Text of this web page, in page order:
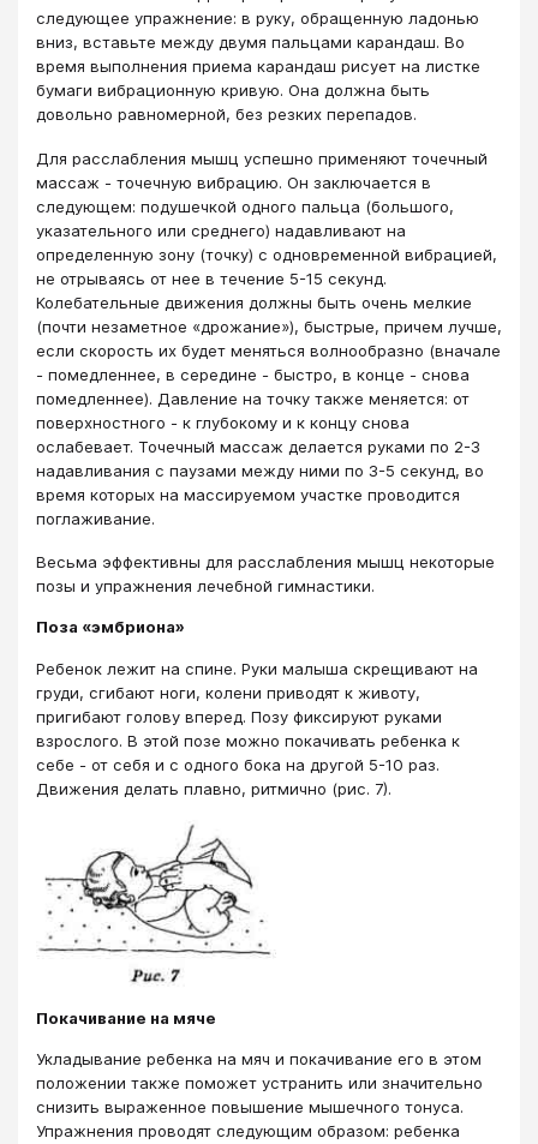
следующее упражнение: в руку, обращенную ладонью
вниз, вставьте между двумя пальцами карандаш. Во
время выполнения приема карандаш рисует на листке
бумаги вибрационную кривую. Она должна быть
довольно равномерной, без резких перепадов.
Для расслабления мышц успешно применяют точечный
массаж - точечную вибрацию. Он заключается в
следующем: подушечкой одного пальца (большого,
указательного или среднего) надавливают на
определенную зону (точку) с одновременной вибрацией,
не отрываясь от нее в течение 5-15 секунд.
Колебательные движения должны быть очень мелкие
(почти незаметное «дрожание»), быстрые, причем лучше,
если скорость их будет меняться волнообразно (вначале
- помедленнее, в середине - быстро, в конце - снова
помедленнее). Давление на точку также меняется: от
поверхностного - к глубокому и к концу снова
ослабевает. Точечный массаж делается руками по 2-3
надавливания с паузами между ними по 3-5 секунд, во
время которых на массируемом участке проводится
поглаживание.
Весьма эффективны для расслабления мышц некоторые
позы и упражнения лечебной гимнастики.
Поза «эмбриона»
Ребенок лежит на спине. Руки малыша скрещивают на
груди, сгибают ноги, колени приводят к животу,
пригибают голову вперед. Позу фиксируют руками
взрослого. В этой позе можно покачивать ребенка к
себе - от себя и с одного бока на другой 5-10 раз.
Движения делать плавно, ритмично (рис. 7).
Покачивание на мяче
Укладывание ребенка на мяч и покачивание его в этом
положении также поможет устранить или значительно
снизить выраженное повышение мышечного тонуса.
Упражнения проводят следующим образом: ребенка